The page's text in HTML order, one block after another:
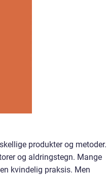
produkter og metoder.
og aldringstegn. Mange
kvindelig praksis. Men